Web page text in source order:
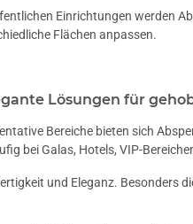
Einrichtungen werden
Flächen anpassen.
Lösungen für
Bereiche bieten sich
bei Galas, Hotels, VIP-
und Eleganz. Besonders